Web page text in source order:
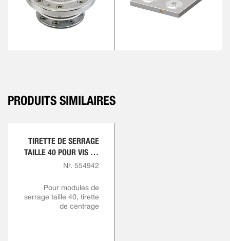
PRODUITS SIMILAIRES
TIRETTE DE SERRAGE
TAILLE 40 POUR VIS DE
TIRETTE M18
Nr. 554942
Pour modules de
serrage taille 40, tirette
de centrage